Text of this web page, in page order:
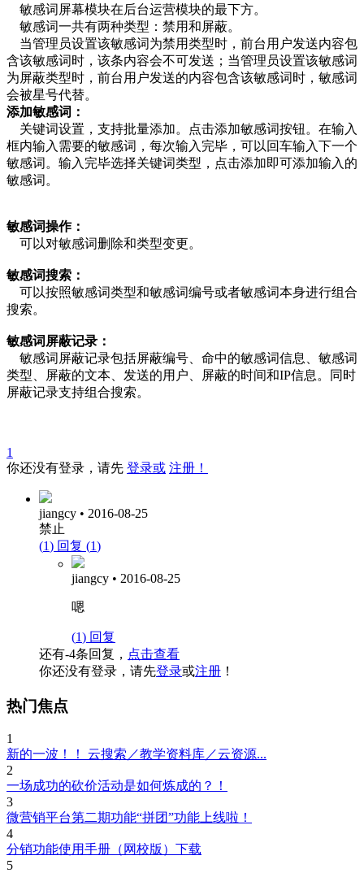
敏感词屏幕模块在后台运营模块的最下方。
敏感词一共有两种类型：禁用和屏蔽。
当管理员设置该敏感词为禁用类型时，前台用户发送内容包
含该敏感词时，该条内容会不可发送；当管理员设置该敏感词
为屏蔽类型时，前台用户发送的内容包含该敏感词时，敏感词
会被星号代替。
添加敏感词：
关键词设置，支持批量添加。点击添加敏感词按钮。在输入
框内输入需要的敏感词，每次输入完毕，可以回车输入下一个
敏感词。输入完毕选择关键词类型，点击添加即可添加输入的
敏感词。
敏感词操作：
可以对敏感词删除和类型变更。
敏感词搜索：
可以按照敏感词类型和敏感词编号或者敏感词本身进行组合
搜索。
敏感词屏蔽记录：
敏感词屏蔽记录包括屏蔽编号、命中的敏感词信息、敏感词
类型、屏蔽的文本、发送的用户、屏蔽的时间和IP信息。同时
屏蔽记录支持组合搜索。
1
你还没有登录，请先 登录或 注册！
jiangcy • 2016-08-25
禁止
(1) 回复 (1)
jiangcy • 2016-08-25
嗯
(1) 回复
还有-4条回复， 点击查看
你还没有登录，请先登录或注册 ！
热门焦点
1
新的一波！！ 云搜索／教学资料库／云资源...
2
一场成功的砍价活动是如何炼成的？！
3
微营销平台第二期功能“拼团”功能上线啦！
4
分销功能使用手册（网校版）下载
5